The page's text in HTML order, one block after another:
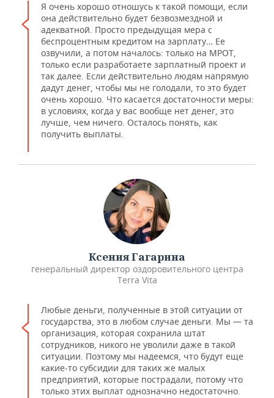
Я очень хорошо отношусь к такой помощи, если
она действительно будет безвозмездной и
адекватной. Просто предыдущая мера с
беспроцентным кредитом на зарплату… Ее
озвучили, а потом началось: только на МРОТ,
только если разработаете зарплатный проект и
так далее. Если действительно людям напрямую
дадут денег, чтобы мы не голодали, то это будет
очень хорошо. Что касается достаточности меры:
в условиях, когда у вас вообще нет денег, это
лучше, чем ничего. Осталось понять, как
получить выплаты.
Ксения Гагарина
генеральный директор оздоровительного центра
Terra Vita
Любые деньги, полученные в этой ситуации от
государства, это в любом случае деньги. Мы — та
организация, которая сохранила штат
сотрудников, никого не уволили даже в такой
ситуации. Поэтому мы надеемся, что будут еще
какие-то субсидии для таких же малых
предприятий, которые пострадали, потому что
только этих выплат однозначно недостаточно.